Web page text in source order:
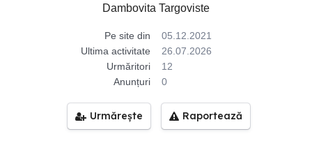
Dambovita Targoviste
Pe site din
05.12.2021
Ultima activitate
26.07.2026
Urmăritori
12
Anunțuri
0
Urmărește Raportează